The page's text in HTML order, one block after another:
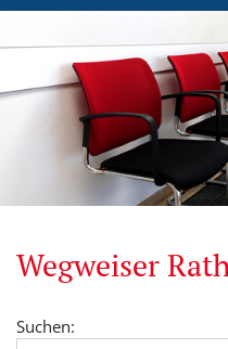
Wegweiser
Suchen: